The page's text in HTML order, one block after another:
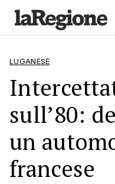
LUGANESE
sull’80:
un
francese